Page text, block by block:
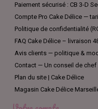
Paiement sécurisé : CB 3-D
Compte Pro Cake Délice —
Politique de confidentialité
FAQ Cake Délice – livraison
Avis clients — politique &
Contact — Un conseil de chef
Plan du site | Cake Délice
Magasin Cake Délice